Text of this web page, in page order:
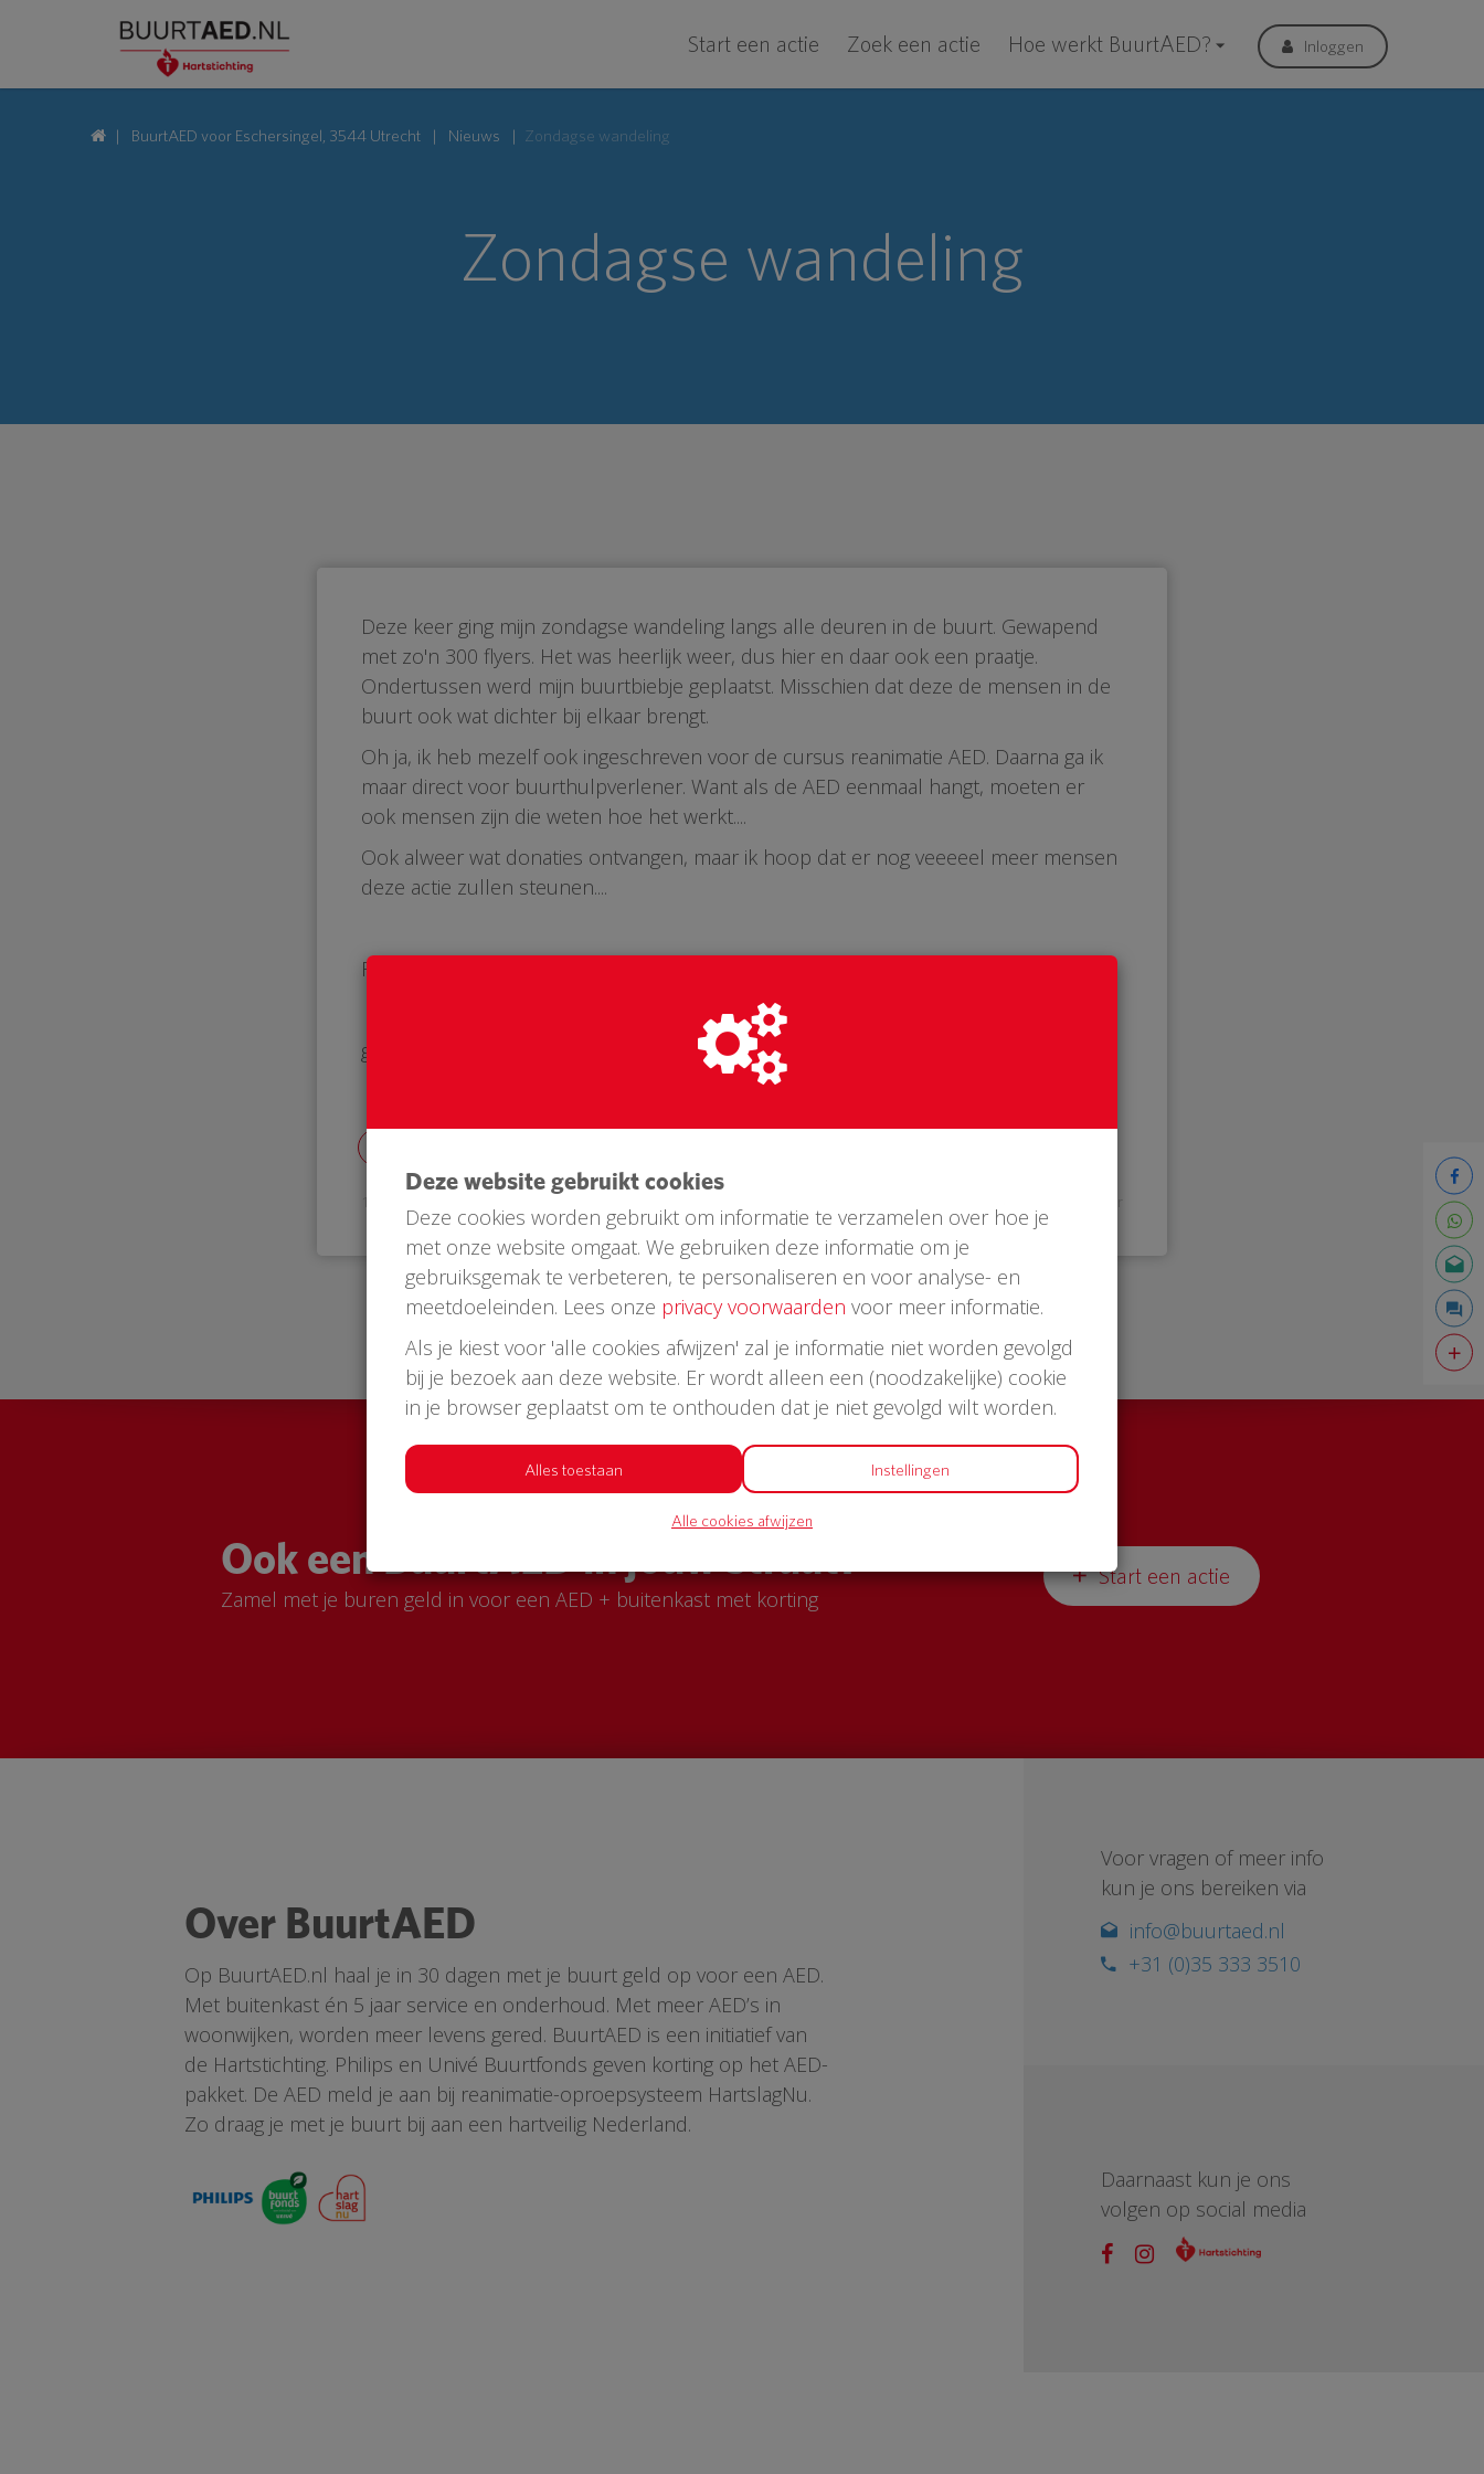
Start een actie Zoek een actie Hoe werkt BuurtAED? Inloggen
BuurtAED voor Eschersingel, 3544 Utrecht Nieuws Zondagse wandeling
Zondagse wandeling
Deze keer ging mijn zondagse wandeling langs alle deuren in de buurt. Gewapend
met zo'n 300 flyers. Het was heerlijk weer, dus hier en daar ook een praatje.
Ondertussen werd mijn buurtbiebje geplaatst. Misschien dat deze de mensen in de
buurt ook wat dichter bij elkaar brengt.
Oh ja, ik heb mezelf ook ingeschreven voor de cursus reanimatie AED. Daarna ga ik
maar direct voor buurthulpverlener. Want als de AED eenmaal hangt, moeten er
ook mensen zijn die weten hoe het werkt....
Ook alweer wat donaties ontvangen, maar ik hoop dat er nog veeeeel meer mensen
deze actie zullen steunen....
Fijne week, en vergeet niet hoe belangrijk deze actie kan zijn voor onze buurt....
groet Anja
Ook een BuurtAED in jouw straat?
Zamel met je buren geld in voor een AED + buitenkast met korting
Start een actie
Over BuurtAED
Op BuurtAED.nl haal je in 30 dagen met je buurt geld op voor een AED.
Met buitenkast én 5 jaar service en onderhoud. Met meer AED’s in
woonwijken, worden meer levens gered. BuurtAED is een initiatief van
de Hartstichting. Philips en Univé Buurtfonds geven korting op het AED-
pakket. De AED meld je aan bij reanimatie-oproepsysteem HartslagNu.
Zo draag je met je buurt bij aan een hartveilig Nederland.
Voor vragen of meer info
kun je ons bereiken via
info@buurtaed.nl
+31 (0)35 333 3510
Daarnaast kun je ons
volgen op social media
Deze website gebruikt cookies
Deze cookies worden gebruikt om informatie te verzamelen over hoe je
met onze website omgaat. We gebruiken deze informatie om je
gebruiksgemak te verbeteren, te personaliseren en voor analyse- en
meetdoeleinden. Lees onze privacy voorwaarden voor meer informatie.
Als je kiest voor 'alle cookies afwijzen' zal je informatie niet worden gevolgd
bij je bezoek aan deze website. Er wordt alleen een (noodzakelijke) cookie
in je browser geplaatst om te onthouden dat je niet gevolgd wilt worden.
Alles toestaan Instellingen
Alle cookies afwijzen